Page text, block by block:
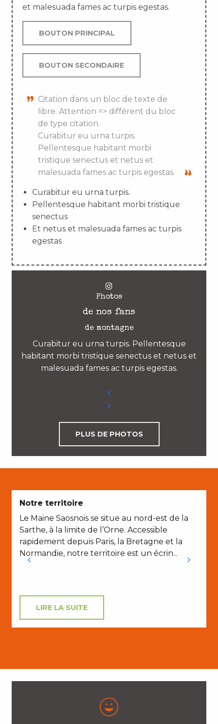
et malesuada fames ac turpis egestas.
BOUTON PRINCIPAL
BOUTON SECONDAIRE
Citation dans un bloc de texte de
libre. Attention => différent du bloc
de type citation.
Curabitur eu urna turpis.
Pellentesque habitant morbi
tristique senectus et netus et
malesuada fames ac turpis egestas.
Curabitur eu urna turpis.
Pellentesque habitant morbi tristique
senectus
Et netus et malesuada fames ac turpis
egestas
Photos
de nos fans
de montagne
Curabitur eu urna turpis. Pellentesque
habitant morbi tristique senectus et netus et
malesuada fames ac turpis egestas.
PLUS DE PHOTOS
Notre territoire
Le Maine Saosnois se situe au nord-est de la
Sarthe, à la limite de l’Orne. Accessible
rapidement depuis Paris, la Bretagne et la
Normandie, notre territoire est un écrin...
LIRE LA SUITE